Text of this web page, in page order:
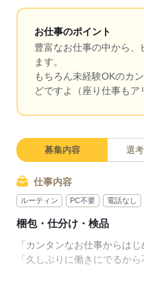
お仕事のポイント
豊富なお仕事の中から、
ます。
もちろん未経験OKのカ
どですよ（座り仕事もア
募集内容 選
仕事内容
ルーティン PC不要 電話なし
梱包・仕分け・検品
「カンタンなお仕事からはじ
「久しぶりに働きにでるから